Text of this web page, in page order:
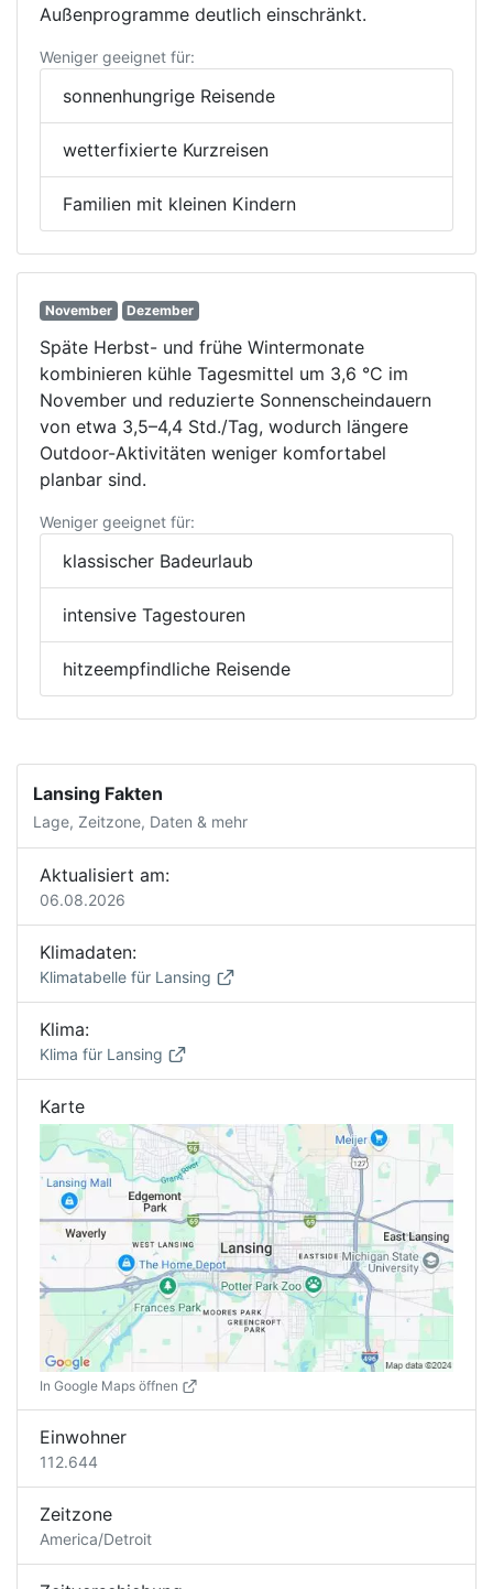
Außenprogramme deutlich einschränkt.
Weniger geeignet für:
sonnenhungrige Reisende
wetterfixierte Kurzreisen
Familien mit kleinen Kindern
November Dezember
Späte Herbst- und frühe Wintermonate
kombinieren kühle Tagesmittel um 3,6 °C im
November und reduzierte Sonnenscheindauern
von etwa 3,5–4,4 Std./Tag, wodurch längere
Outdoor-Aktivitäten weniger komfortabel
planbar sind.
Weniger geeignet für:
klassischer Badeurlaub
intensive Tagestouren
hitzeempfindliche Reisende
Lansing Fakten
Lage, Zeitzone, Daten & mehr
Aktualisiert am:
06.08.2026
Klimadaten:
Klimatabelle für Lansing
Klima:
Klima für Lansing
Karte
In Google Maps öffnen
Einwohner
112.644
Zeitzone
America/Detroit